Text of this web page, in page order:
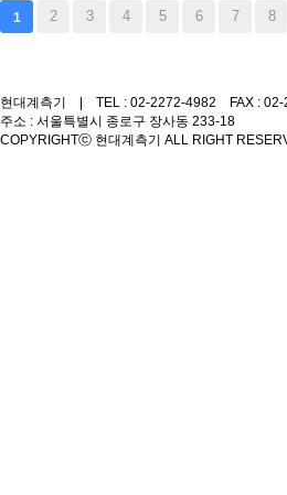
1 2 3 4 5 6 7 8
현대계측기 | TEL : 02-2272-4982 FAX : 02-
주소 : 서울특별시 종로구 장사동 233-18
COPYRIGHTⓒ 현대계측기 ALL RIGHT